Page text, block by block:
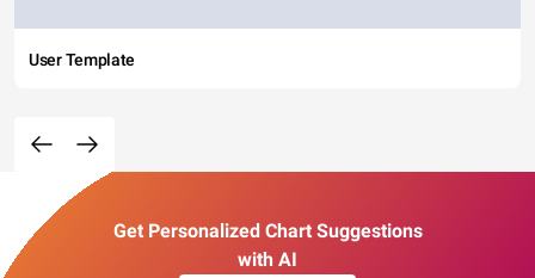
User Template
Get Personalized Chart Suggestions
with AI